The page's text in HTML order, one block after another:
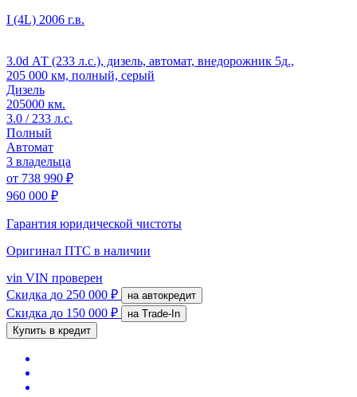
I (4L) 2006 г.в.
3.0d АТ (233 л.с.), дизель, автомат, внедорожник 5д.,
205 000 км, полный, серый
Дизель
205000 км.
3.0 / 233 л.с.
Полный
Автомат
3 владельца
от 738 990 ₽
960 000 ₽
Гарантия юридической чистоты
Оригинал ПТС в наличии
vin VIN проверен
Скидка до 250 000 ₽ на автокредит
Скидка до 150 000 ₽
на Trade-In
Купить в кредит